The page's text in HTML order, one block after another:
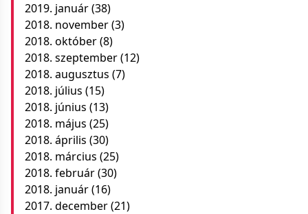
2019. január(38)
2018. november(3)
2018. október(8)
2018. szeptember(12)
2018. augusztus (7)
2018. július (15)
2018. június (13)
2018. május (25)
2018. április (30)
2018. március (25)
2018. február(30)
2018. január(16)
2017. december(21)